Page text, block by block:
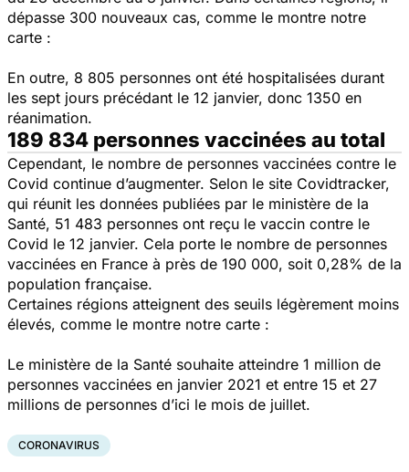
dépasse 300 nouveaux cas, comme le montre notre
carte :
En outre, 8 805 personnes ont été hospitalisées durant
les sept jours précédant le 12 janvier, donc 1350 en
réanimation.
189 834 personnes vaccinées au total
Cependant, le nombre de personnes vaccinées contre le
Covid continue d’augmenter. Selon le site Covidtracker,
qui réunit les données publiées par le ministère de la
Santé, 51 483 personnes ont reçu le vaccin contre le
Covid le 12 janvier. Cela porte le nombre de personnes
vaccinées en France à près de 190 000, soit 0,28% de la
population française.
Certaines régions atteignent des seuils légèrement moins
élevés, comme le montre notre carte :
Le ministère de la Santé souhaite atteindre 1 million de
personnes vaccinées en janvier 2021 et entre 15 et 27
millions de personnes d’ici le mois de juillet.
CORONAVIRUS